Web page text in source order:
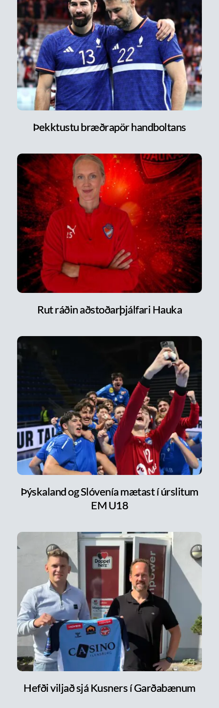
Þekktustu bræðrapör handboltans
Rut ráðin aðstoðarþjálfari Hauka
Þýskaland og Slóvenía mætast í úrslitum
EM U18
Hefði viljað sjá Kusners í Garðabænum